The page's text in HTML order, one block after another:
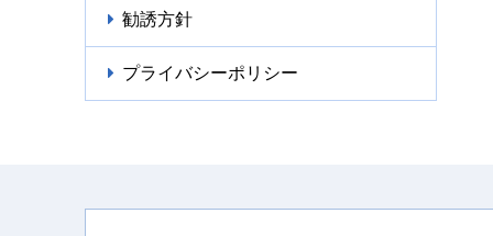
勧誘方針
プライバシーポリシー